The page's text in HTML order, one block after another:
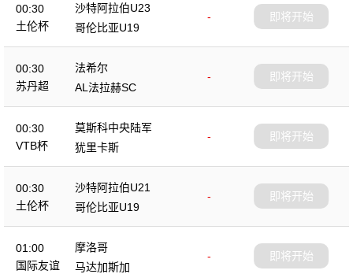
00:30
土伦杯
沙特阿拉伯U23
-
哥伦比亚U19
即将开始
00:30
苏丹超
法希尔
-
AL法拉赫SC
即将开始
00:30
VTB杯
莫斯科中央陆军
-
犹里卡斯
即将开始
00:30
土伦杯
沙特阿拉伯U21
-
哥伦比亚U19
即将开始
01:00
国际友谊
摩洛哥
-
马达加斯加
即将开始